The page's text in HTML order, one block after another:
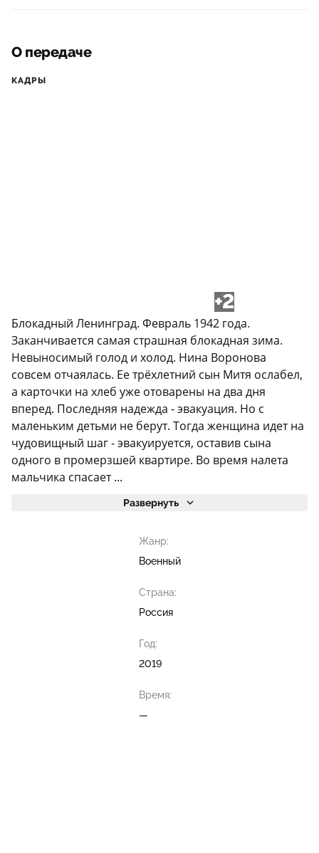
О передаче
КАДРЫ
+2
Блокадный Ленинград. Февраль 1942 года.
Заканчивается самая страшная блокадная зима.
Невыносимый голод и холод. Нина Воронова
совсем отчаялась. Ее трёхлетний сын Митя ослабел,
а карточки на хлеб уже отоварены на два дня
вперед. Последняя надежда - эвакуация. Но с
маленьким детьми не берут. Тогда женщина идет на
чудовищный шаг - эвакуируется, оставив сына
одного в промерзшей квартире. Во время налета
мальчика спасает ...
Развернуть
Жанр:
Военный
Страна:
Россия
Год:
2019
Время:
—